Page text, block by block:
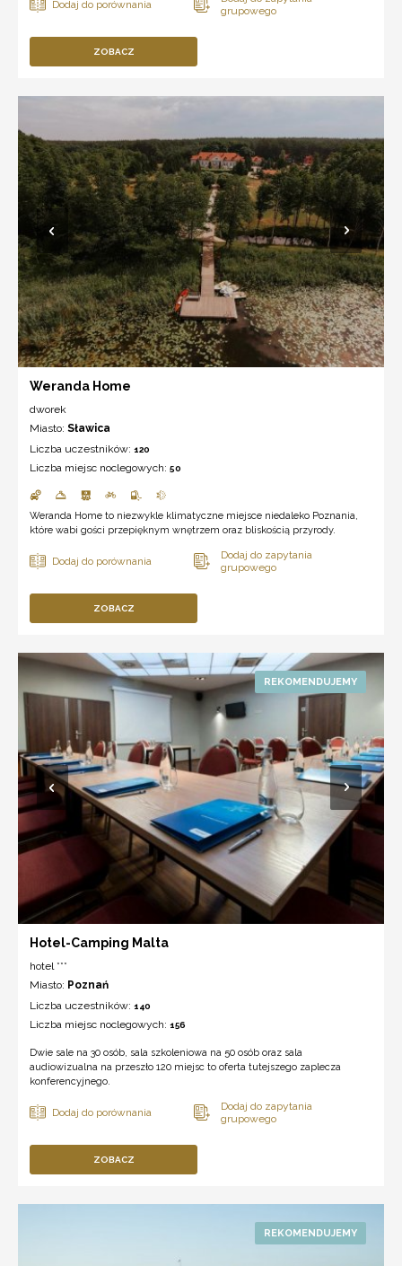
ZOBACZ
Weranda Home
dworek
Miasto: Sławica
Liczba uczestników: 120
Liczba miejsc noclegowych: 50
Weranda Home to niezwykle klimatyczne miejsce niedaleko Poznania,
które wabi gości przepięknym wnętrzem oraz bliskością przyrody.
ZOBACZ
Hotel-Camping Malta
hotel ***
Miasto: Poznań
Liczba uczestników: 140
Liczba miejsc noclegowych: 156
Dwie sale na 30 osób, sala szkoleniowa na 50 osób oraz sala
audiowizualna na przeszło 120 miejsc to oferta tutejszego zaplecza
konferencyjnego.
ZOBACZ